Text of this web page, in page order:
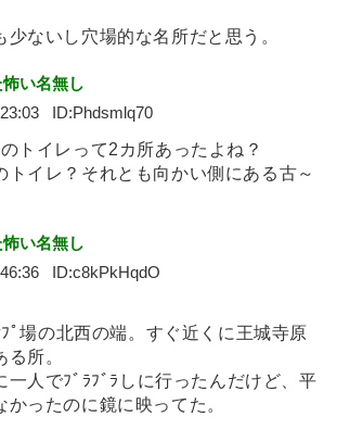
少ないし穴場的な名所だと思う。
い名無し
Phdsmlq70
トイレって2カ所あったよね？
トイレ？それとも向かい側にある古～
い名無し
c8kPkHqdO
ﾟ場の北西の端。すぐ近くに王城寺原
所。
一人でﾌﾞﾗﾌﾞﾗしに行ったんだけど、平
かったのに鏡に映ってた。